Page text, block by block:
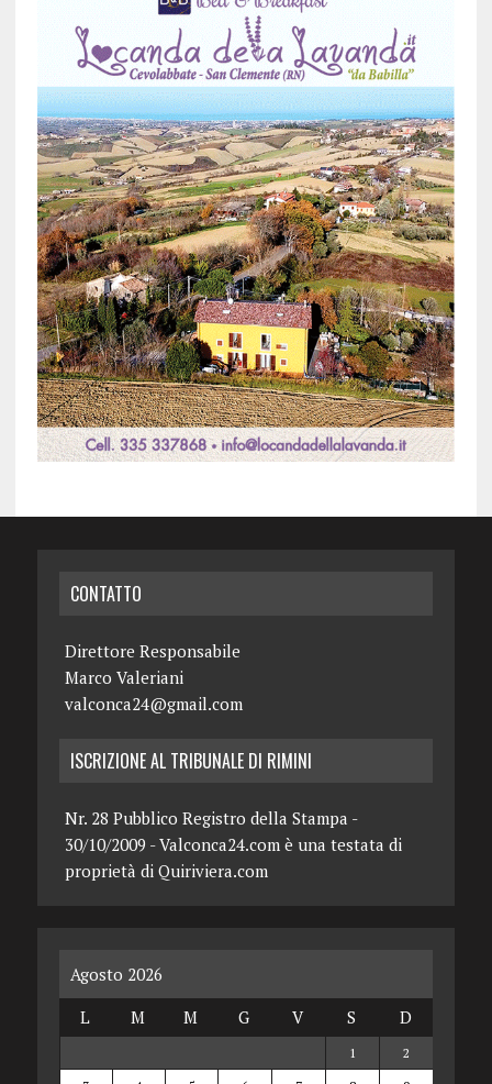
CONTATTO
Direttore Responsabile
Marco Valeriani
valconca24@gmail.com
ISCRIZIONE AL TRIBUNALE DI RIMINI
Nr. 28 Pubblico Registro della Stampa -
30/10/2009 - Valconca24.com è una testata di
proprietà di Quiriviera.com
Agosto 2026
L
M M G V S D
1
2